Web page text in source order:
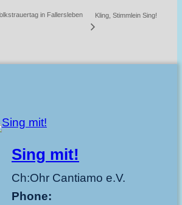
in Fallersleben Kling, Stimmlein Sing!
Sing mit!
Ch:Ohr Cantiamo e.V.
Phone: